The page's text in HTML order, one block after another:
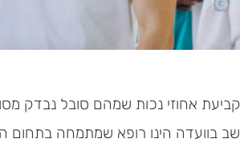
אחוזי נכות שמהם סובל נבדק
בוועדה הינו רופא שמתמחה בתחום